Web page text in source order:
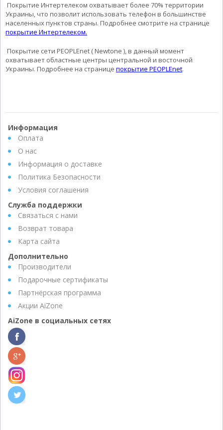
Покрытие Интертелеком охватывает более 70% территории
Украины, что позволит использовать телефон в большинстве
населенных пунктов страны. Подробнее смотрите на странице
покрытие Интертелеком.
Покрытие сети PEOPLEnet ( Newtone ), в данный момент
охватывает областные центры центральной и восточной
Украины. Подробнее на странице покрытие PEOPLEnet.
Информация
Оплата
О нас
Информация о доставке
Политика Безопасности
Условия соглашения
Служба поддержки
Связаться с нами
Возврат товара
Карта сайта
Дополнительно
Производители
Подарочные сертификаты
Партнёрская программа
Акции AiZone
AiZone в социальных сетях